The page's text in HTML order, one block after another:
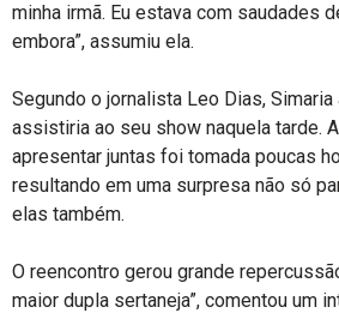
minha irmã. Eu estava com saudades
embora”, assumiu ela.
Segundo o jornalista Leo Dias,
assistiria ao seu show naquela tarde.
apresentar juntas foi tomada poucas
resultando em uma surpresa não só
elas também.
O reencontro gerou grande
maior dupla sertaneja”, comentou um